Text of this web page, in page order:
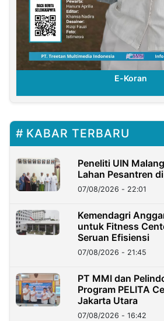
E-
KABAR TERBARU
Peneliti UIN
Lahan Pesantren
07/08/2026 - 22:01
Kemendagri
untuk Fitness
Seruan Efisiensi
07/08/2026 - 21:45
PT MMI dan
Program PELITA
Jakarta Utara
07/08/2026 - 16:42